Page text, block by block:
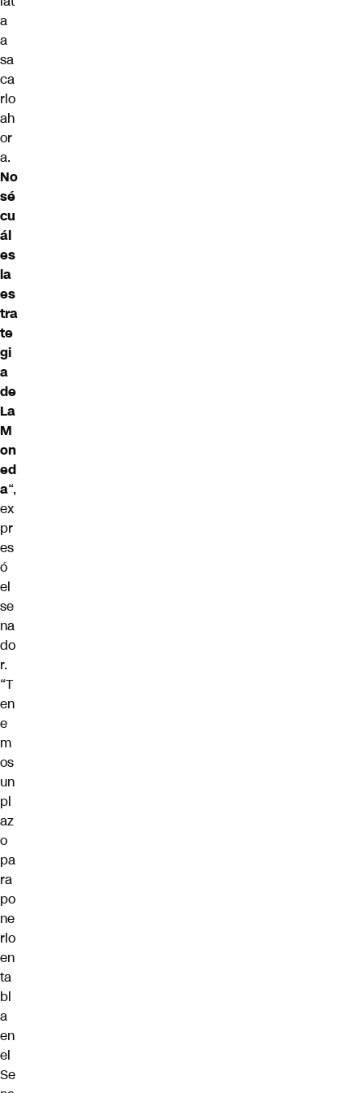
a
a
sa
ca
rlo
ah
or
a.
No
sé
cu
ál
es
la
es
tra
te
gi
a
de
La
M
on
ed
a“,
ex
pr
es
ó
el
se
na
do
r.
“T
en
e
m
os
un
pl
az
o
pa
ra
po
ne
rlo
en
ta
bl
a
en
el
Se